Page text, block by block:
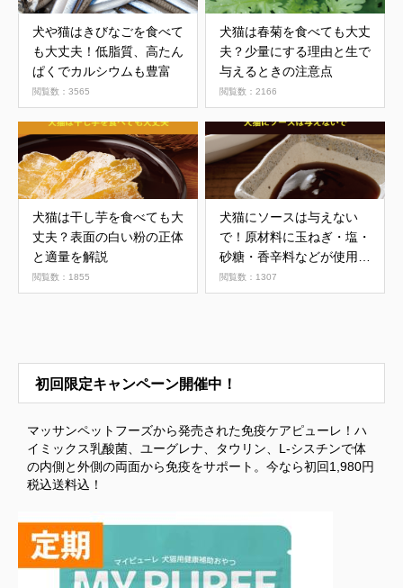
犬や猫はきびなごを食べて
も大丈夫！低脂質、高たん
ぱくでカルシウムも豊富
閲覧数：3565
犬猫は春菊を食べても大丈
夫？少量にする理由と生で
与えるときの注意点
閲覧数：2166
犬猫は干し芋を食べても大
丈夫？表面の白い粉の正体
と適量を解説
閲覧数：1855
犬猫にソースは与えない
で！原材料に玉ねぎ・塩・
砂糖・香辛料などが使用さ
れている
閲覧数：1307
初回限定キャンペーン開催中！
マッサンペットフーズから発売された免疫ケアピューレ！ハ
イミックス乳酸菌、ユーグレナ、タウリン、L-シスチンで体
の内側と外側の両面から免疫をサポート。今なら初回1,980円
税込送料込！